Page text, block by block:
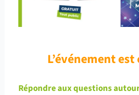
L’événement
Répondre aux questions